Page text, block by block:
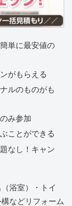
単に最安値の
がもらえる
ルのものがも
み参加
ことができる
なし！キャン
浴室）・トイ
などリフォーム